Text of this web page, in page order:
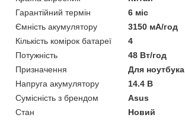
Гарантійний термін
6 міс
Ємність акумулятору
3150 мА/год
Кількість комірок батареї
4
Потужність
48 Вт/год
Призначення
Для ноутбука
Напруга акумулятору
14.4 В
Сумісність з брендом
Asus
Стан
Новий